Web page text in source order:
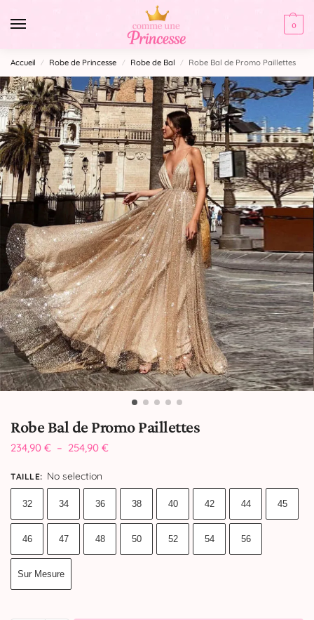
0
Accueil / Robe de Princesse / Robe de Bal / Robe Bal de Promo Paillettes
Robe Bal de Promo Paillettes
234,90 € – 254,90 €
TAILLE: No selection
32 34 36 38 40 42 44 45
46 47 48 50 52 54 56
Sur Mesure